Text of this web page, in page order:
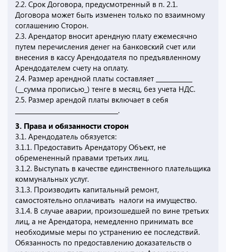
2.2. Срок Договора, предусмотренный в п. 2.1.
Договора может быть изменен только по взаимному
соглашению Сторон.
2.3. Арендатор вносит арендную плату ежемесячно
путем перечисления денег на банковский счет или
внесения в кассу Арендодателя по предъявленному
Арендодателем счету на оплату.
2.4. Размер арендной платы составляет ____________
(__сумма прописью_) тенге в месяц, без учета НДС.
2.5. Размер арендой платы включает в себя
__________________________________.
3. Права и обязанности сторон
3.1. Арендодатель обязуется:
3.1.1. Предоставить Арендатору Объект, не
обремененный правами третьих лиц.
3.1.2. Выступать в качестве единственного плательщика
коммунальных услуг.
3.1.3. Производить капитальный ремонт,
самостоятельно оплачивать налоги на имущество.
3.1.4. В случае аварии, произошедшей по вине третьих
лиц, а не Арендатора, немедленно принимать все
необходимые меры по устранению ее последствий.
Обязанность по предоставлению доказательств о